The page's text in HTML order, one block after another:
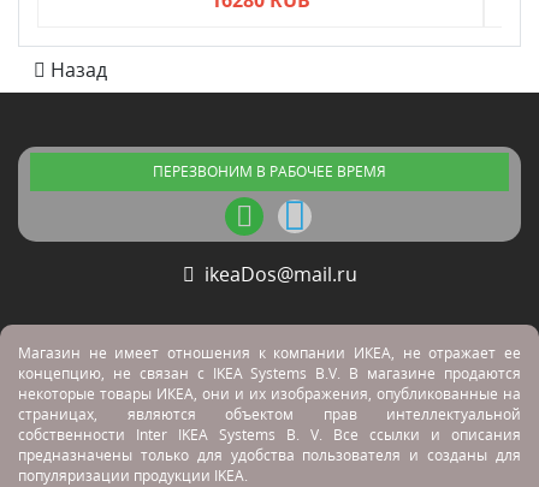
Назад
ПЕРЕЗВОНИМ В РАБОЧЕЕ ВРЕМЯ
ikeaDos@mail.ru
Магазин не имеет отношения к компании ИКЕА, не отражает ее
концепцию, не связан с IKEA Systems B.V. В магазине продаются
некоторые товары ИКЕА, они и их изображения, опубликованные на
страницах, являются объектом прав интеллектуальной
собственности Inter IKEA Systems B. V. Все ссылки и описания
предназначены только для удобства пользователя и созданы для
популяризации продукции IKEA.